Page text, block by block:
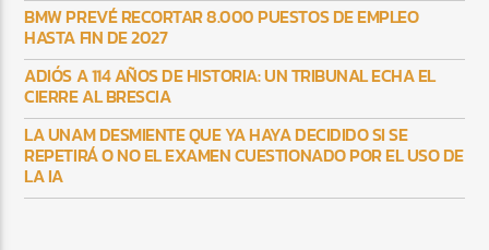
BMW PREVÉ RECORTAR 8.000 PUESTOS DE EMPLEO
HASTA FIN DE 2027
ADIÓS A 114 AÑOS DE HISTORIA: UN TRIBUNAL ECHA EL
CIERRE AL BRESCIA
LA UNAM DESMIENTE QUE YA HAYA DECIDIDO SI SE
REPETIRÁ O NO EL EXAMEN CUESTIONADO POR EL USO DE
LA IA